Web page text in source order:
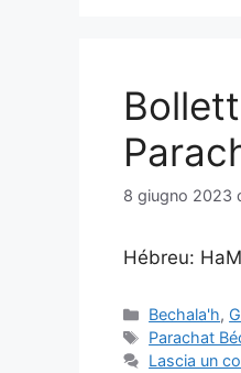
8 giugno 2023
Hébreu:
Bechala'h,
Parachat
Lascia un